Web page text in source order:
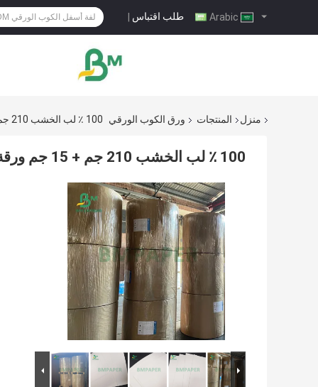
طلب اقتباس |
منزل المنتجات ورق الكوب الورقي 100 ٪ لب الخشب 210 جم + 15 جم ورقة ورقية مطلية بـ PE لأكواب الشرب 720 مم 880 مم
100 ٪ لب الخشب 210 جم + 15 جم ورقة ورقية مطلية بـ PE لأكواب الشرب 720 مم 880 مم